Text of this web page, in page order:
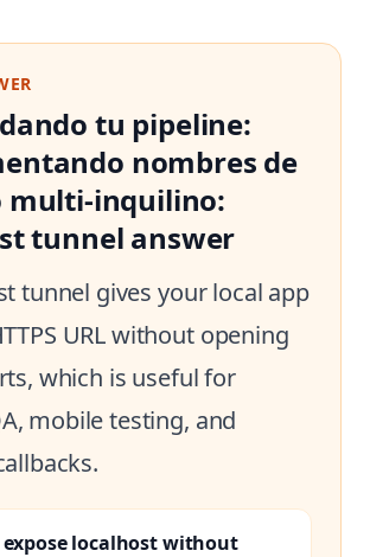
tu pipeline:
nombres de
multi-inquilino:
tunnel answer
tunnel gives your local app
URL without opening
which is useful for
mobile testing, and
expose localhost without